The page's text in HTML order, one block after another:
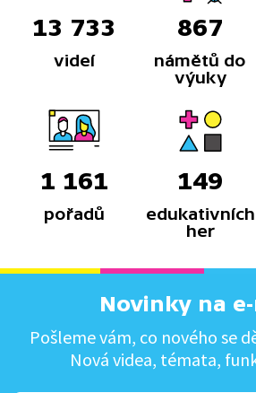
13 733
videí
867
námětů do
výuky
1 161
pořadů
149
edukativních
her
Novinky na
Pošleme vám, co nového se
Nová videa, témata,